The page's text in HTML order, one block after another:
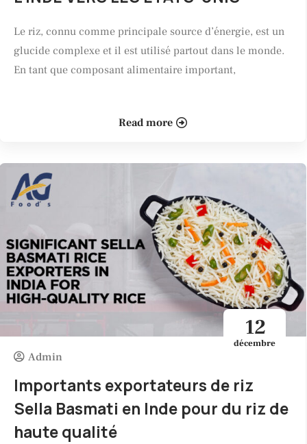
Le riz, connu comme principale source d’énergie, est un
glucide complexe et il est utilisé partout dans le monde.
En tant que composant alimentaire important,
Read more
12
décembre
Admin
Importants exportateurs de riz
Sella Basmati en Inde pour du riz de
haute qualité